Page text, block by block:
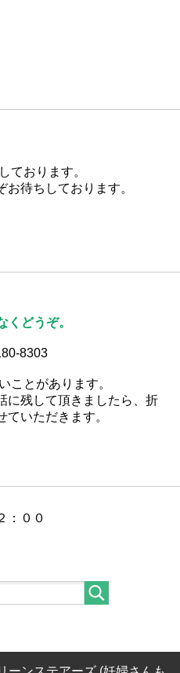
ております。
待ちしております。
くどうぞ。
8303
ことがあります。
に残して頂きましたら、折
ていただきます。
：００